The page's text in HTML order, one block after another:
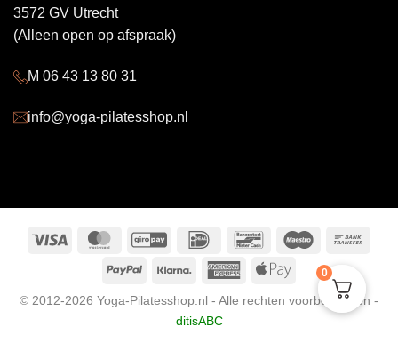
3572 GV Utrecht
(Alleen open op afspraak)
M 06 43 13 80 31
info@yoga-pilatesshop.nl
Visa MasterCardGiroPay IDeal BancontactMaestro
PayPal Klarna
AmericanApple
© 2012-2026 Yoga-Pilatesshop.nl - Alle rechten voorbehouden -
ditisABC
0